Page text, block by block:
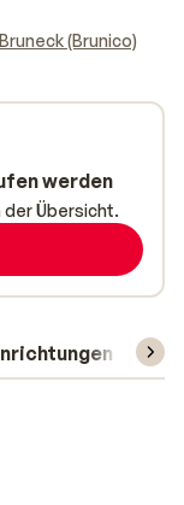
Bruneck (Brunico)
werden
der Übersicht.